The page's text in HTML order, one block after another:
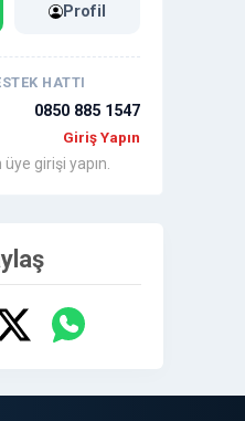
Profil
HATTI
0850 885 1547
Giriş Yapın
girişi yapın.